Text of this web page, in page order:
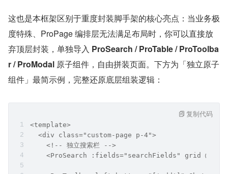
这也是本框架区别于重度封装脚手架的核心亮点：当业务极
度特殊、ProPage 编排层无法满足布局时，你可以直接放
弃顶层封装，单独导入 ProSearch / ProTable / ProToolba
r / ProModal 原子组件，自由拼装页面。下方为「独立原子
组件」最简示例，完整还原底层组装逻辑：
<template>
  <div class="custom-page p-4">
    <!-- 独立搜索栏 -->
<ProSearch :fields="searchFields" grid
复制代码